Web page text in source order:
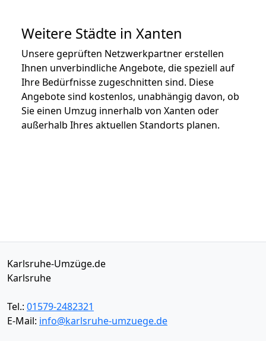
Weitere Städte in Xanten
Unsere geprüften Netzwerkpartner erstellen
Ihnen unverbindliche Angebote, die speziell auf
Ihre Bedürfnisse zugeschnitten sind. Diese
Angebote sind kostenlos, unabhängig davon, ob
Sie einen Umzug innerhalb von Xanten oder
außerhalb Ihres aktuellen Standorts planen.
Karlsruhe-Umzüge.de
Karlsruhe
Tel.: 01579-2482321
E-Mail: info@karlsruhe-umzuege.de